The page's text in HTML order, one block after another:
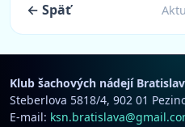
← Späť
Klub šachových nádejí
Steberlova 5818/4, 902 01
E-mail: